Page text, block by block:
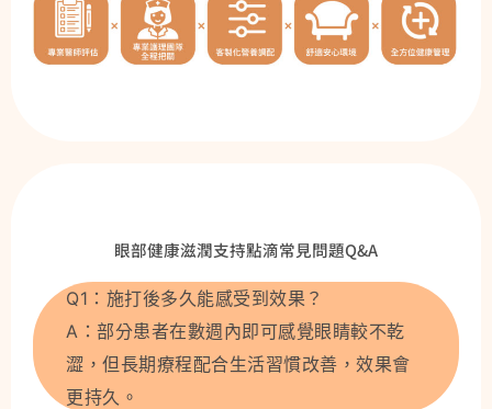
眼部健康滋潤支持點滴常見問題Q&A
Q1：施打後多久能感受到效果？
A：部分患者在數週內即可感覺眼睛較不乾
澀，但長期療程配合生活習慣改善，效果會
更持久。